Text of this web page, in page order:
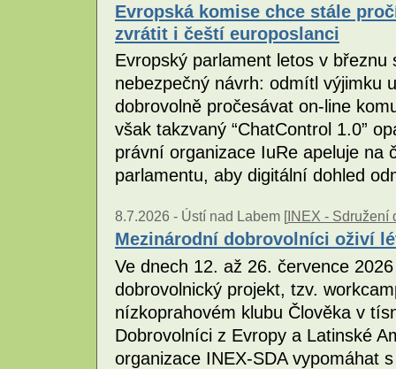
Evropská komise chce stále
zvrátit i čeští europoslanci
Evropský parlament letos v
nebezpečný návrh: odmítl výjimku
dobrovolně pročesávat on-line
však takzvaný “ChatControl 1.0”
právní organizace IuRe apeluje na
parlamentu, aby digitální dohled
8.7.2026 - Ústí nad Labem [INEX - Sdružení
Mezinárodní dobrovolníci oživí
Ve dnech 12. až 26. července
dobrovolnický projekt, tzv.
nízkoprahovém klubu Člověka v
Dobrovolníci z Evropy a Latinské
organizace INEX-SDA vypomáhat